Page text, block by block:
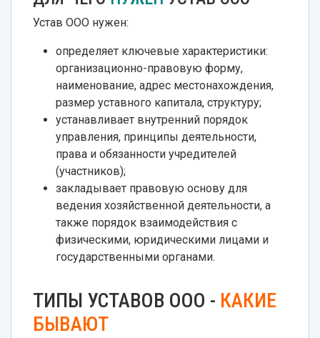
Устав ООО нужен:
определяет ключевые характеристики:
организационно-правовую форму,
наименование, адрес местонахождения,
размер уставного капитала, структуру;
устанавливает внутренний порядок
управления, принципы деятельности,
права и обязанности учредителей
(участников);
закладывает правовую основу для
ведения хозяйственной деятельности, а
также порядок взаимодействия с
физическими, юридическими лицами и
государственными органами.
ТИПЫ УСТАВОВ ООО - КАКИЕ
БЫВАЮТ